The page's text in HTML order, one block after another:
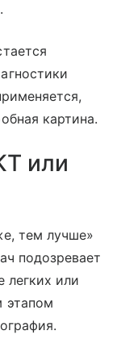
картина.
или
тем лучше»
подозревает
легких или
этапом